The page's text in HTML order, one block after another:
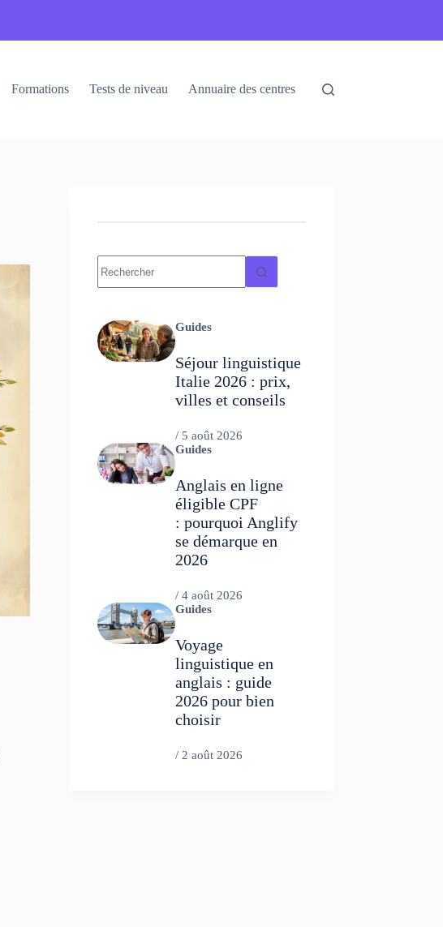
Formations Tests de niveau Annuaire des centres
Guides
Séjour linguistique
Italie 2026 : prix,
villes et conseils
/ 5 août 2026
Guides
Anglais en ligne
éligible CPF
: pourquoi Anglify
se démarque en
2026
/4 août 2026
Guides
Voyage
linguistique en
anglais : guide
2026 pour bien
choisir
/ 2 août 2026